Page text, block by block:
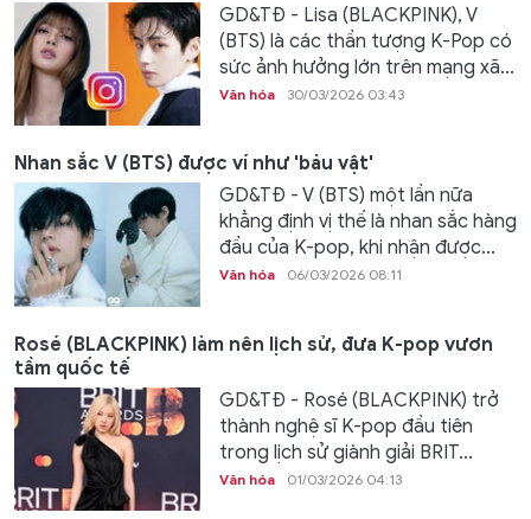
GD&TĐ - Lisa (BLACKPINK), V
(BTS) là các thần tượng K-Pop có
sức ảnh hưởng lớn trên mạng xã...
Văn hóa 30/03/2026 03:43
Nhan sắc V (BTS) được ví như 'báu vật'
GD&TĐ - V (BTS) một lần nữa
khẳng định vị thế là nhan sắc hàng
đầu của K-pop, khi nhận được...
Văn hóa 06/03/2026 08:11
Rosé (BLACKPINK) làm nên lịch sử, đưa K-pop vươn
tầm quốc tế
GD&TĐ - Rosé (BLACKPINK) trở
thành nghệ sĩ K-pop đầu tiên
trong lịch sử giành giải BRIT...
Văn hóa 01/03/2026 04:13